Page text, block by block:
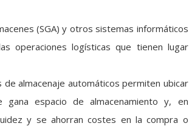
(SGA) y otros sistemas informáticos
operaciones logísticas que tienen lugar
de almacenaje automáticos permiten ubicar
espacio de almacenamiento y, en
y se ahorran costes en la compra o